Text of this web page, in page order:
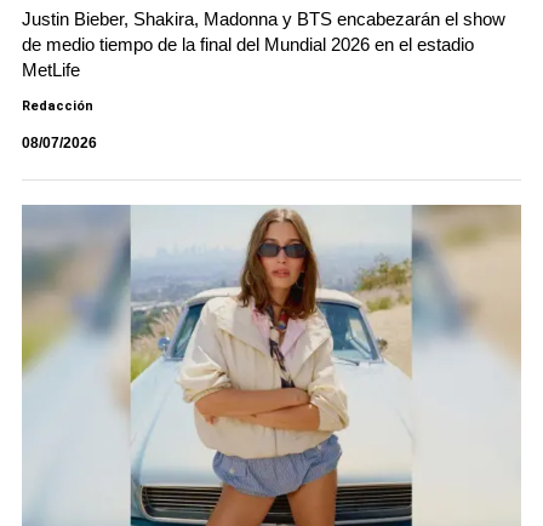
Justin Bieber, Shakira, Madonna y BTS encabezarán el show
de medio tiempo de la final del Mundial 2026 en el estadio
MetLife
Redacción
08/07/2026